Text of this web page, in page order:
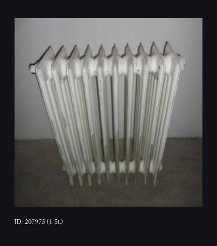
ID: 207975(1 St.)